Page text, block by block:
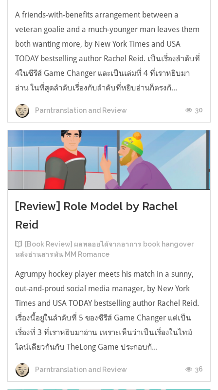
A friends-with-benefits arrangement between a
veteran goalie and a much-younger man leaves them
both wanting more, by New York Times and USA
TODAY bestselling author Rachel Reid. เป็นเรื่องลำดับที่
4ในซีรีส์ Game Changer และเป็นเล่มที่ 4 ที่เราหยิบมา
อ่าน ในที่สุดลำดับเรื่องกับลำดับที่หยิบอ่านก็ตรงกั...
Parntranslation and Review 30
[Review] Role Model by Rachel
Reid
[Book Review] ผลพลอยได้จากอาการ book hangover
หลังอ่านสารพัน MM Romance
Agrumpy hockey player meets his match in a sunny,
out-and-proud social media manager, by New York
Times and USA TODAY bestselling author Rachel Reid.
เรื่องนี้อยู่ในลำดับที่ 5 ของซีรีส์ Game Changer แต่เป็น
เรื่องที่ 3 ที่เราหยิบมาอ่าน เพราะเห็นว่าเป็นเรื่องในไทม์
ไลน์เดียวกันกับ TheLong Game ประกอบกั...
Parntranslation and Review 36